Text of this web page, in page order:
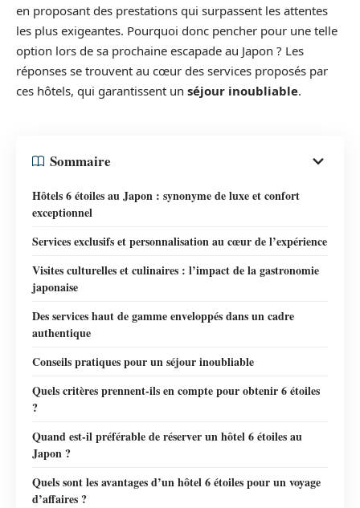
en proposant des prestations qui surpassent les attentes
les plus exigeantes. Pourquoi donc pencher pour une telle
option lors de sa prochaine escapade au Japon ? Les
réponses se trouvent au cœur des services proposés par
ces hôtels, qui garantissent un séjour inoubliable.
Sommaire
Hôtels 6 étoiles au Japon : synonyme de luxe et confort
exceptionnel
Services exclusifs et personnalisation au cœur de l’expérience
Visites culturelles et culinaires : l’impact de la gastronomie
japonaise
Des services haut de gamme enveloppés dans un cadre
authentique
Conseils pratiques pour un séjour inoubliable
Quels critères prennent-ils en compte pour obtenir 6 étoiles
?
Quand est-il préférable de réserver un hôtel 6 étoiles au
Japon ?
Quels sont les avantages d’un hôtel 6 étoiles pour un voyage
d’affaires ?